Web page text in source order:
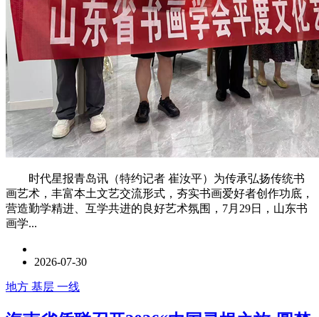
时代星报青岛讯（特约记者 崔汝平）为传承弘扬传统书
画艺术，丰富本土文艺交流形式，夯实书画爱好者创作功底，
营造勤学精进、互学共进的良好艺术氛围，7月29日，山东书
画学...
2026-07-30
地方 基层 一线